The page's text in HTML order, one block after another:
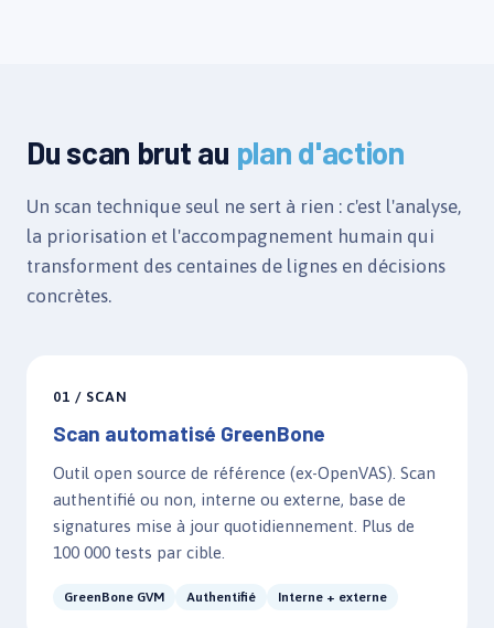
Du scan brut au plan d'action
Un scan technique seul ne sert à rien : c'est l'analyse,
la priorisation et l'accompagnement humain qui
transforment des centaines de lignes en décisions
concrètes.
01 / SCAN
Scan automatisé GreenBone
Outil open source de référence (ex-OpenVAS). Scan
authentifié ou non, interne ou externe, base de
signatures mise à jour quotidiennement. Plus de
100 000 tests par cible.
GreenBone GVM Authentifié Interne + externe